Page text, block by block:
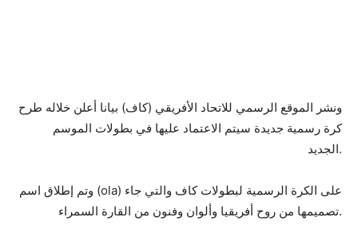
ونشر الموقع الرسمي للاتحاد الأفريقي (كاف) بيانا أعلن خلاله طرح
كرة رسمية جديدة سيتم الاعتماد عليها في بطولات الموسم
الجديد.
وتم إطلاق اسم (ola) على الكرة الرسمية لبطولات كاف والتي جاء
تصميمها من روح أفريقيا وألوان وفنون من القارة السمراء.